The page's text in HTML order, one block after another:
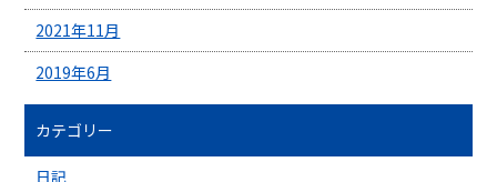
2021年11月
2019年6月
カテゴリー
日記